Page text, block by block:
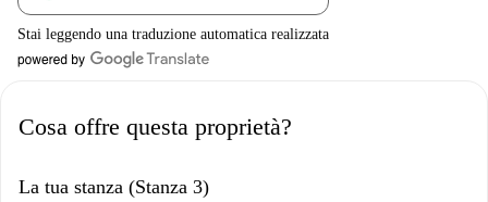
Stai leggendo una traduzione automatica realizzata
Cosa offre questa proprietà?
La tua stanza (Stanza 3)